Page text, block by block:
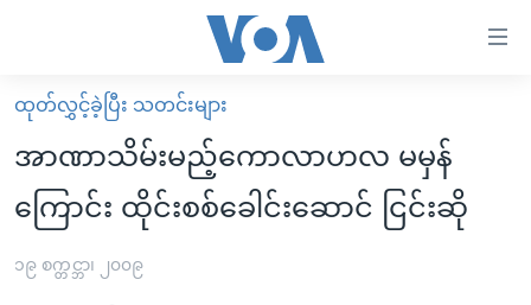
လွယ်ကူ
စေ
သည့်
Link
များ
မူလစာမျက်နှာ
မြန်မာ
ကမ္ဘာ့သတင်းများ
ထုတ်လွှင့်ခဲ့ပြီး သတင်းများ
အာဏာသိမ်းမည့်ကောလာဟလ မမှန်
ကြောင်း ထိုင်းစစ်ခေါင်းဆောင် ငြင်းဆို
၁၉ စက္တင္ဘာ၊ ၂၀၀၉